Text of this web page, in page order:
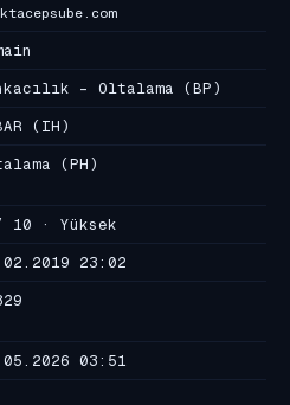
- Oltalama (BP)
(IH)
(PH)
10 · Yüksek
23:02
03:51